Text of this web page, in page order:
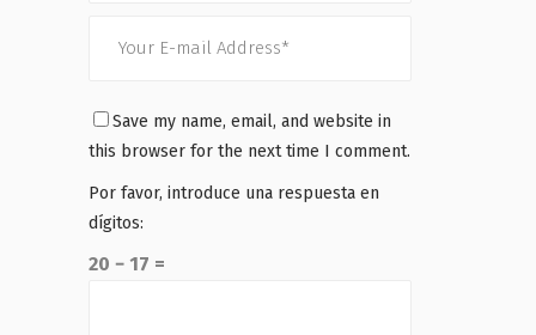
Save my name, email, and website in
this browser for the next time I comment.
Por favor, introduce una respuesta en
dígitos:
20 − 17 =